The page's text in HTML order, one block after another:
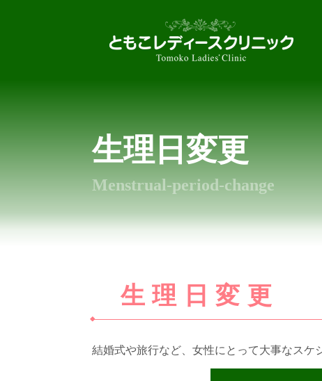
生理日変更
Menstrual-period-change
生理日変更
結婚式や旅行など、女性にとって大事なスケ